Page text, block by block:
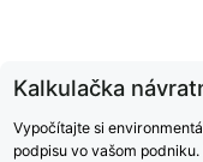
Kalkulačka
Vypočítajte si
podpisu vo vašom